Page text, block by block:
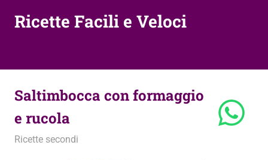
Ricette Facili e Veloci
Saltimbocca con formaggio
e rucola
4 Marzo 2014
admin
Ricette secondi